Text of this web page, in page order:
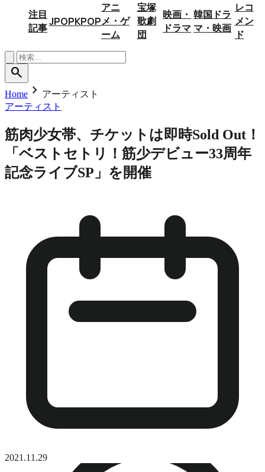
注目
記事JPOPKPOP
アニ
メ・ゲ
ーム
宝塚
歌劇
団
映画・
ドラマ
韓国ドラ
マ・映画
レコ
メン
ド
search
Home chevron_right アーティスト
アーティスト
筋肉少女帯、チケットは即時Sold Out！
「ベストセトリ！筋少デビュー33周年
記念ライブSP」を開催
2021.11.29